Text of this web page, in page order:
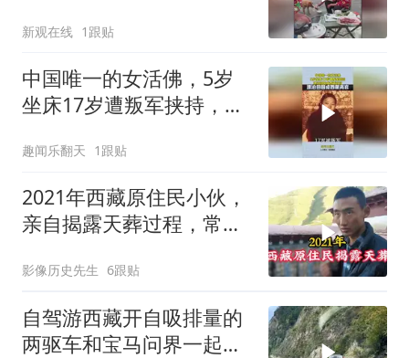
新观在线 1跟贴
中国唯一的女活佛，5岁
坐床17岁遭叛军挟持，漂
趣闻乐翻天 1跟贴
2021年西藏原住民小伙，
亲自揭露天葬过程，常人
影像历史先生 6跟贴
自驾游西藏开自吸排量的
两驱车和宝马问界一起走